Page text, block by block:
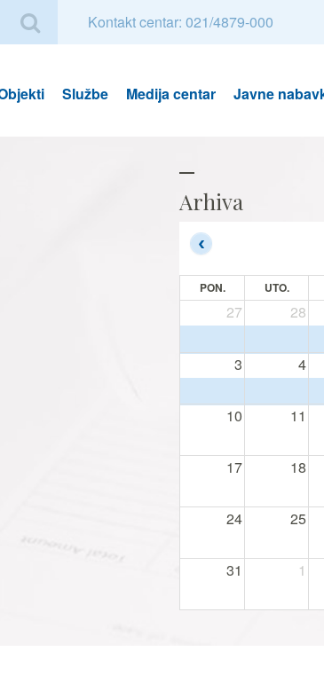
Kontakt centar: 021/4879-000
Službe Medija centar Javne
Arhiva
PON. UTO.
27 28
3 4
10 11
17 18
24 25
31 1